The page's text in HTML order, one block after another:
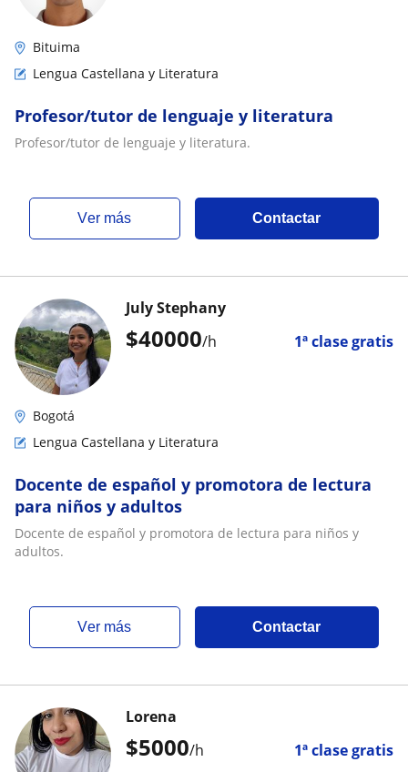
Bituima
Lengua Castellana y Literatura
Profesor/tutor de lenguaje y literatura
Profesor/tutor de lenguaje y literatura.
ver más Contactar
$40000/h 1ª clase gratis
July Stephany
Bogotá
Lengua Castellana y Literatura
Docente de español y promotora de lectura
para niños y adultos
Docente de español y promotora de lectura para niños y
adultos.
ver más Contactar
$5000/h 1ª clase gratis
Lorena